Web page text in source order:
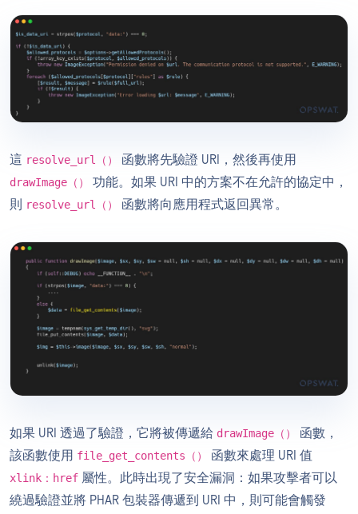
這 resolve_url（） 函數將先驗證 URI，然後再使用
drawImage（）
功能。如果 URI 中的方案不在允許的協定中，
則
resolve_url（） 函數將向應用程式返回異常。
如果 URI 透過了驗證，它將被傳遞給 drawImage（）
函數，
該函數使用 file_get_contents（） 函數來處理 URI 值
xlink：href 屬性。此時出現了安全漏洞：如果攻擊者可以
繞過驗證並將 PHAR 包裝器傳遞到 URI 中，則可能會觸發